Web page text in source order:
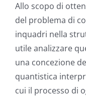
Allo scopo di
del problema di
inquadri nella
utile analizzare
una concezione
quantistica
cui il processo di